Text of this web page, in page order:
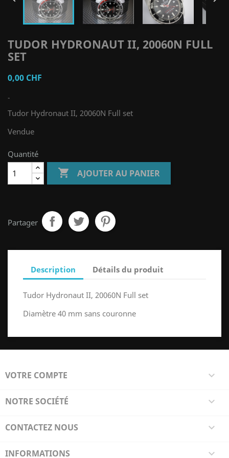
TUDOR HYDRONAUT II, 20060N FULL
SET
0,00 CHF
-
Tudor Hydronaut II, 20060N Full set
Vendue
Quantité
 AJOUTER AU PANIER
Partager
Description Détails du produit
Tudor Hydronaut II, 20060N Full set
Diamètre 40 mm sans couronne
VOTRE COMPTE 
NOTRE SOCIÉTÉ 
CONTACTEZ NOUS 
INFORMATIONS 